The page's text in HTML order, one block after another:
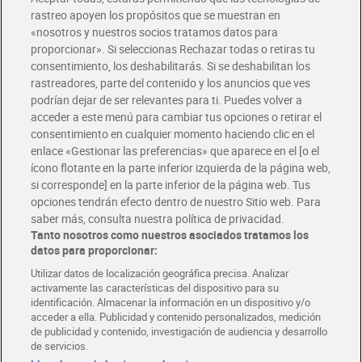
Glovo y Uber Eats
Solicita tu factura de Glovo o Uber Eats
Únete al CLUB Dia
Disfruta las ventajas y ofertas exclusivas.
Descárgate la APP Dia
Folletos y Tiendas
Descubre las mejores ofertas y busca tu tienda más cercana
Tarjeta MaX Dia
Te devuelve hasta 8€/mes de tus compras.
¡Solicita tu tarjeta de crédito aquí!
COMER MEJOR CADA DIA
COLABORA CON DIA ABRE TU TIENDA DIA CORPORATE
rastreo apoyen los propósitos que se muestran en
«nosotros y nuestros socios tratamos datos para
proporcionar». Si seleccionas Rechazar todas o retiras tu
consentimiento, los deshabilitarás. Si se deshabilitan los
rastreadores, parte del contenido y los anuncios que ves
podrían dejar de ser relevantes para ti. Puedes volver a
acceder a este menú para cambiar tus opciones o retirar el
consentimiento en cualquier momento haciendo clic en el
enlace «Gestionar las preferencias» que aparece en el [o el
ícono flotante en la parte inferior izquierda de la página web,
si corresponde] en la parte inferior de la página web. Tus
opciones tendrán efecto dentro de nuestro Sitio web. Para
saber más, consulta nuestra política de privacidad.
Tanto nosotros como nuestros asociados tratamos los
datos para proporcionar:
Utilizar datos de localización geográfica precisa. Analizar
activamente las características del dispositivo para su
identificación. Almacenar la información en un dispositivo y/o
acceder a ella. Publicidad y contenido personalizados, medición
de publicidad y contenido, investigación de audiencia y desarrollo
de servicios.